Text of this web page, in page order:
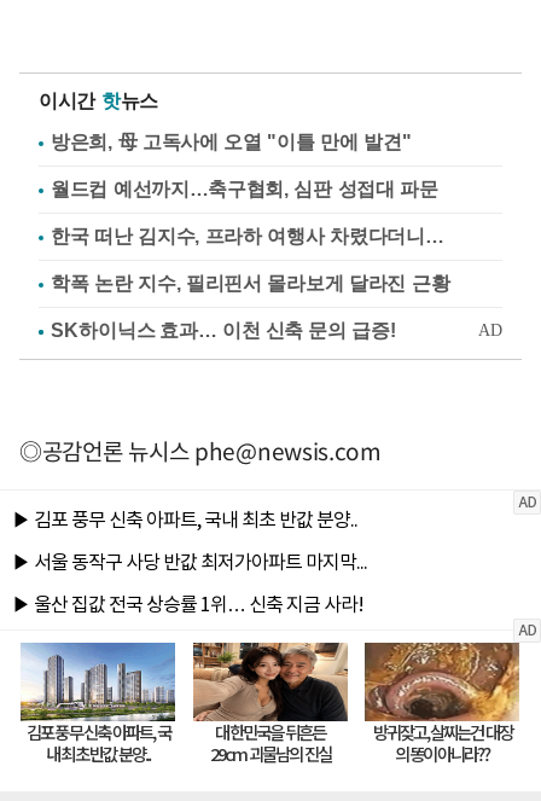
이시간 핫뉴스
방은희, 母 고독사에 오열 "이틀 만에 발견"
월드컵 예선까지…축구협회, 심판 성접대 파문
한국 떠난 김지수, 프라하 여행사 차렸다더니…
학폭 논란 지수, 필리핀서 몰라보게 달라진 근황
◎공감언론 뉴시스phe@newsis.com